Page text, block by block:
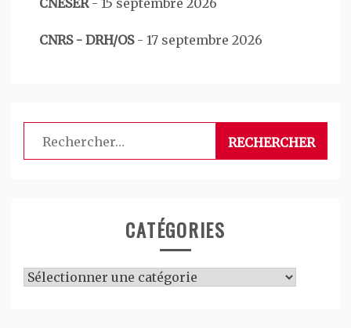
CNESER- 15 septembre 2026
CNRS - DRH/OS- 17 septembre 2026
Rechercher :
CATÉGORIES
Catégories